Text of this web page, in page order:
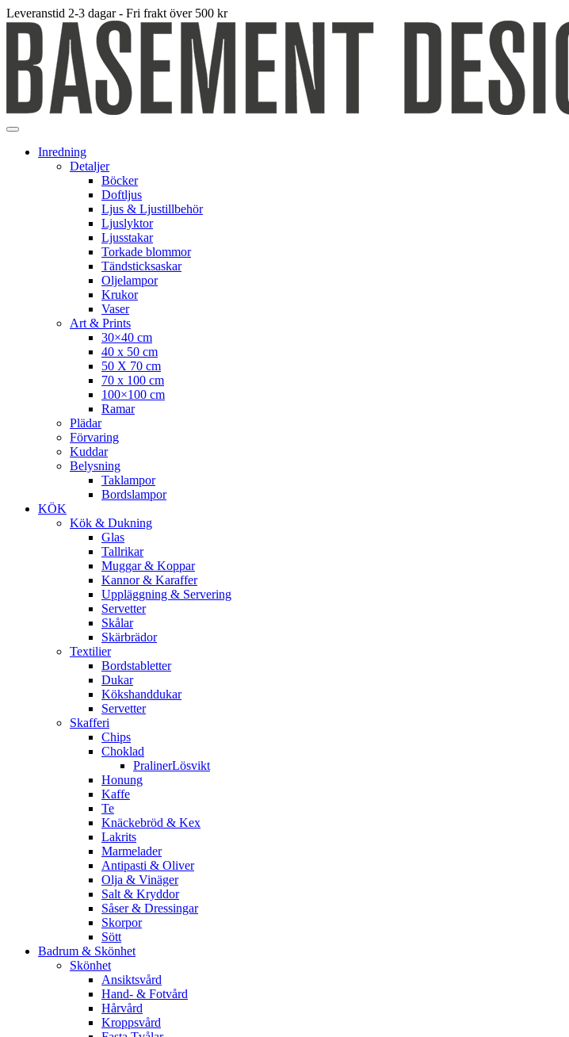
Leveranstid 2-3 dagar - Fri frakt över 500 kr
Inredning
Detaljer
Böcker
Doftljus
Ljus & Ljustillbehör
Ljuslyktor
Ljusstakar
Torkade blommor
Tändsticksaskar
Oljelampor
Krukor
Vaser
Art & Prints
30×40 cm
40 x 50 cm
50 X 70 cm
70 x 100 cm
100×100 cm
Ramar
Plädar
Förvaring
Kuddar
Belysning
Taklampor
Bordslampor
KÖK
Kök & Dukning
Glas
Tallrikar
Muggar & Koppar
Kannor & Karaffer
Uppläggning & Servering
Servetter
Skålar
Skärbrädor
Textilier
Bordstabletter
Dukar
Kökshanddukar
Servetter
Skafferi
Chips
Choklad
PralinerLösvikt
Honung
Kaffe
Te
Knäckebröd & Kex
Lakrits
Marmelader
Antipasti & Oliver
Olja & Vinäger
Salt & Kryddor
Såser & Dressingar
Skorpor
Sött
Badrum & Skönhet
Skönhet
Ansiktsvård
Hand- & Fotvård
Hårvård
Kroppsvård